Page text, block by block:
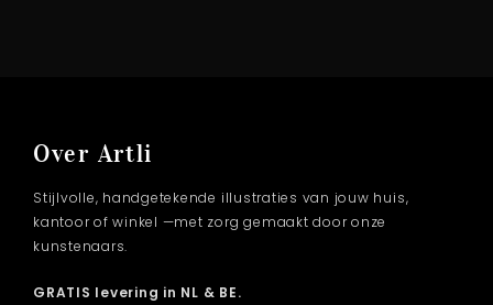
Over Artli
Stijlvolle, handgetekende illustraties van jouw huis,
kantoor of winkel —met zorg gemaakt door onze
kunstenaars.
GRATIS levering in NL & BE.